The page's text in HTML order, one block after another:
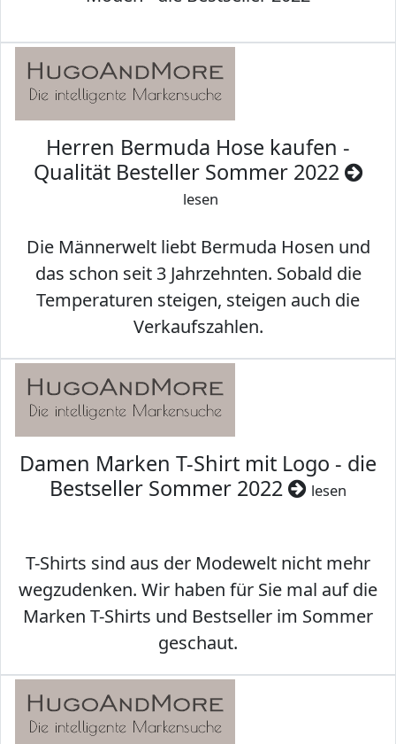
Herren Bermuda Hose kaufen -
Qualität Besteller Sommer 2022
lesen
Die Männerwelt liebt Bermuda Hosen und
das schon seit 3 Jahrzehnten. Sobald die
Temperaturen steigen, steigen auch die
Verkaufszahlen.
Damen Marken T-Shirt mit Logo - die
Bestseller Sommer 2022
lesen
T-Shirts sind aus der Modewelt nicht mehr
wegzudenken. Wir haben für Sie mal auf die
Marken T-Shirts und Bestseller im Sommer
geschaut.